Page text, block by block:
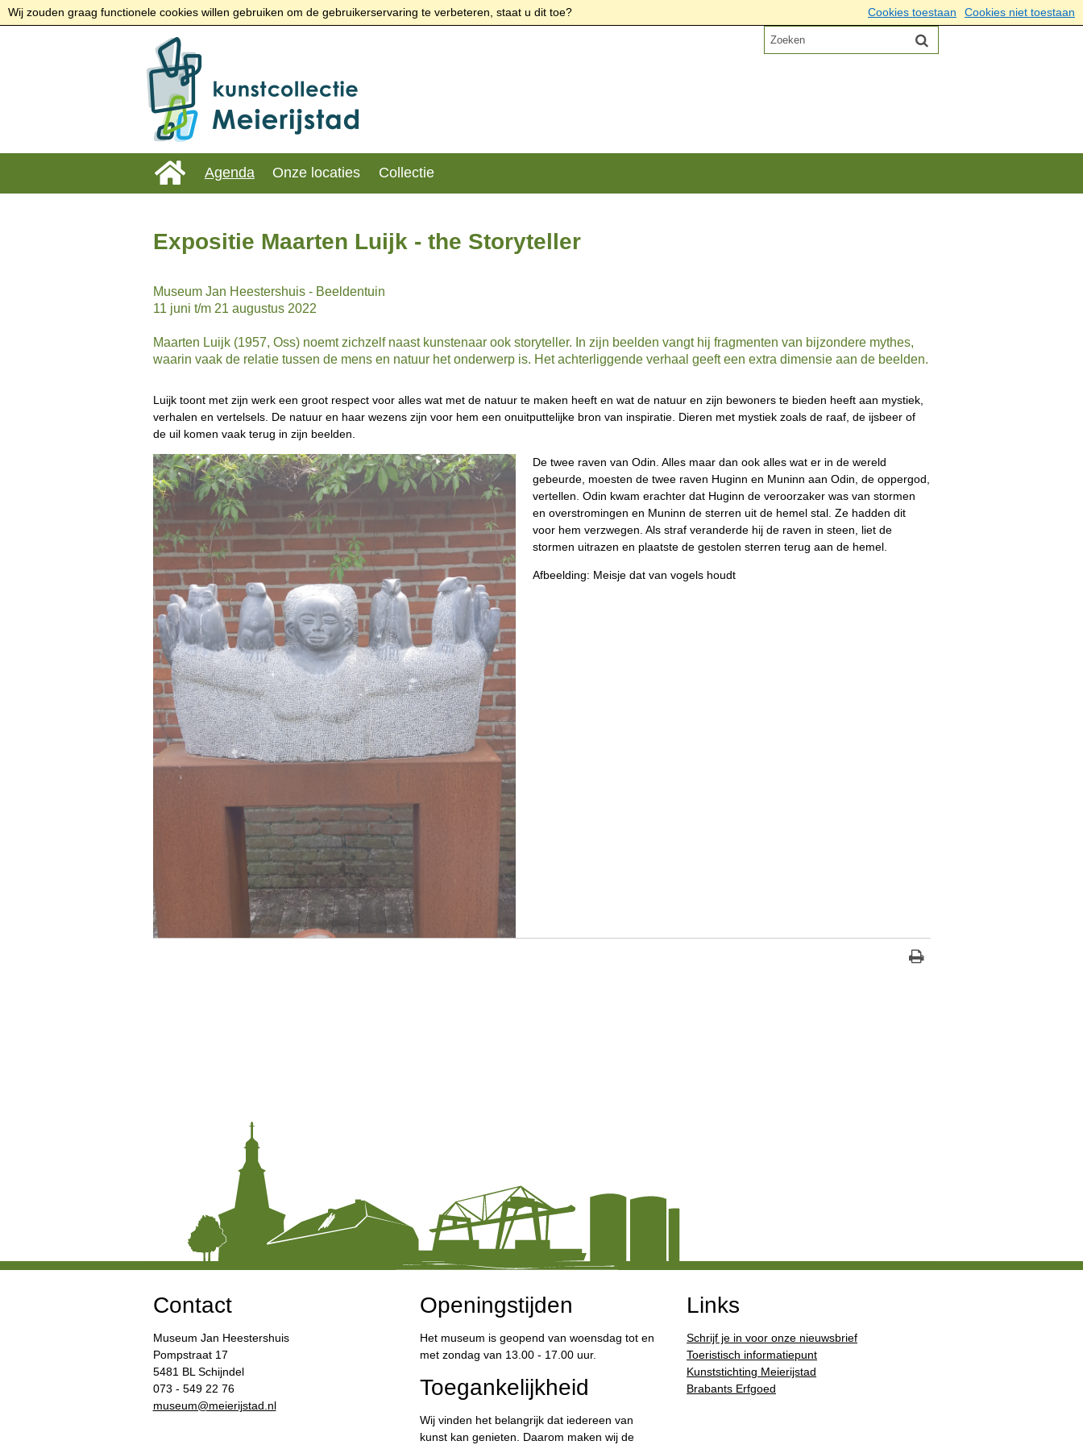
Wij zouden graag functionele cookies willen gebruiken om de gebruikerservaring te verbeteren, staat u dit toe? Cookies toestaan Cookies niet toestaan
Agenda Onze locaties Collectie
Expositie Maarten Luijk - the Storyteller
Museum Jan Heestershuis - Beeldentuin
11 juni t/m 21 augustus 2022
Maarten Luijk (1957, Oss) noemt zichzelf naast kunstenaar ook storyteller. In zijn beelden vangt hij fragmenten van bijzondere mythes,
waarin vaak de relatie tussen de mens en natuur het onderwerp is. Het achterliggende verhaal geeft een extra dimensie aan de beelden.
Luijk toont met zijn werk een groot respect voor alles wat met de natuur te maken heeft en wat de natuur en zijn bewoners te bieden heeft aan mystiek,
verhalen en vertelsels. De natuur en haar wezens zijn voor hem een onuitputtelijke bron van inspiratie. Dieren met mystiek zoals de raaf, de ijsbeer of
de uil komen vaak terug in zijn beelden.
De twee raven van Odin. Alles maar dan ook alles wat er in de wereld
gebeurde, moesten de twee raven Huginn en Muninn aan Odin, de oppergod,
vertellen. Odin kwam erachter dat Huginn de veroorzaker was van stormen
en overstromingen en Muninn de sterren uit de hemel stal. Ze hadden dit
voor hem verzwegen. Als straf veranderde hij de raven in steen, liet de
stormen uitrazen en plaatste de gestolen sterren terug aan de hemel.
Afbeelding: Meisje dat van vogels houdt
Contact
Museum Jan Heestershuis
Pompstraat 17
5481 BL Schijndel
073 - 549 22 76
​museum@meierijstad.nl
Openingstijden
Het museum is geopend van woensdag tot en
met zondag van 13.00 - 17.00 uur.
Toegankelijkheid
Wij vinden het belangrijk dat iedereen van
kunst kan genieten. Daarom maken wij de
Links
Schrijf je in voor onze nieuwsbrief
Toeristisch informatiepunt
Kunststichting Meierijstad
Brabants Erfgoed